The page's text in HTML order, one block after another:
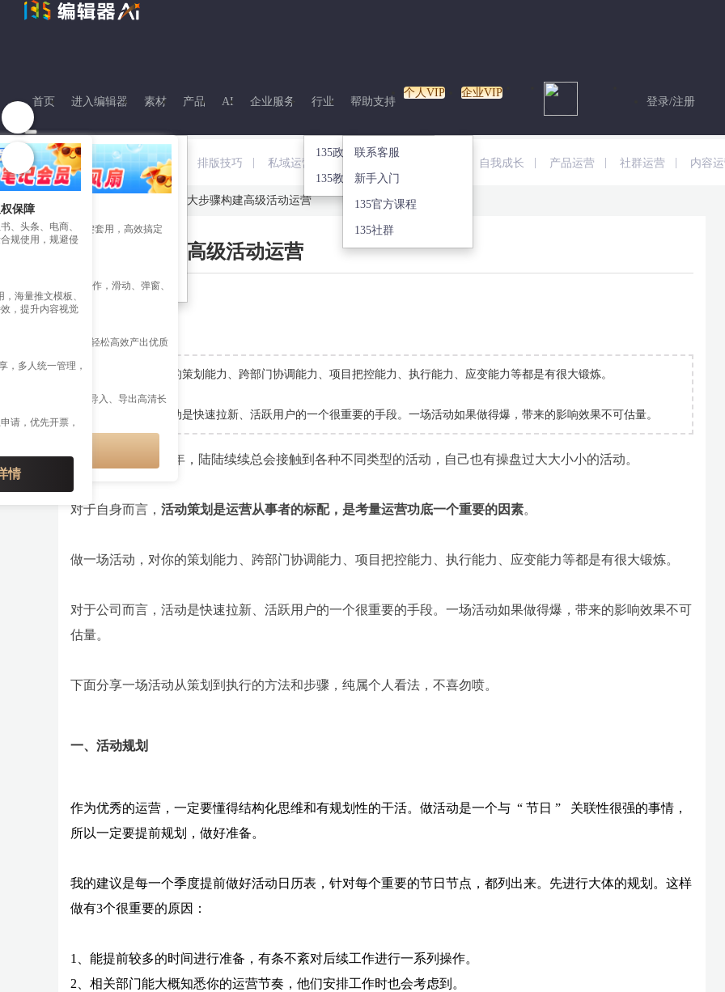
首页 进入编辑器 素材
热点
135笔记
营销日历
产品
资源下载
135客户端下载
135公众号插件下载
135多平台分发
AI
图片工具
极速作图
图片拼图
135摄影图
图片美化
企业服务
企业赋能
135企业培训
行业
135政企专栏
135教育专栏
帮助支持
联系客服
新手入门
135官方课程
135社群
个人VIP
材
+ 精美推文模板一键套用，高效搞定
图、互动模板一键制作，滑动、弹窗、
交互效果随心用
AI 文章配图改图，轻松高效产出优质
众号管理、多格式导入、导出高清长
企业VIP
保障
、头条、电商、
规使用，规避侵
海量推文模板、
，提升内容视觉
，多人统一管理，
请，优先开票，
情
登录/注册
PPT制作 排版技巧 私域运营 自我成长 产品运营 社群运营 内容
五大步骤构建高级活动运营
五大步骤构建高级活动运营
2017-07-26 16:43:53
做一场活动，对你的策划能力、跨部门协调能力、项目把控能力、执行能力、应变能力等都是有很大锻炼。
对于公司而言，活动是快速拉新、活跃用户的一个很重要的手段。一场活动如果做得爆，带来的影响效果不可估量。
做了运营这几年，陆陆续续总会接触到各种不同类型的活动，自己也有操盘过大大小小的活动。
对于自身而言， 活动策划是运营从事者的标配，是考量运营功底一个重要的因素。
做一场活动，对你的策划能力、跨部门协调能力、项目把控能力、执行能力、应变能力等都是有很大锻炼。
对于公司而言，活动是快速拉新、活跃用户的一个很重要的手段。一场活动如果做得爆，带来的影响效果不可
估量。
下面分享一场活动从策划到执行的方法和步骤，纯属个人看法，不喜勿喷。
一、活动规划
作为优秀的运营，一定要懂得结构化思维和有规划性的干活。做活动是一个与 “ 节日 ” 关联性很强的事情，
所以一定要提前规划，做好准备。
我的建议是每一个季度提前做好活动日历表，针对每个重要的节日节点，都列出来。先进行大体的规划。这样
做有3个很重要的原因：
1、能提前较多的时间进行准备，有条不紊对后续工作进行一系列操作。
2、相关部门能大概知悉你的运营节奏，他们安排工作时也会考虑到。